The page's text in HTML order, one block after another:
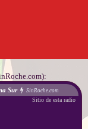
Sur
SinRoche.com
Sitio de esta radio